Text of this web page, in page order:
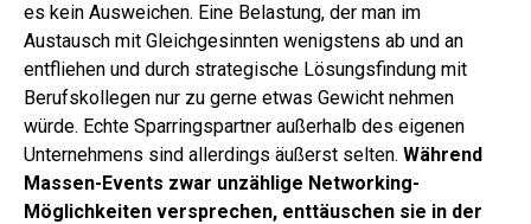
es kein Ausweichen. Eine Belastung, der man im
Austausch mit Gleichgesinnten wenigstens ab und an
entfliehen und durch strategische Lösungsfindung mit
Berufskollegen nur zu gerne etwas Gewicht nehmen
würde. Echte Sparringspartner außerhalb des eigenen
Unternehmens sind allerdings äußerst selten. Während
Massen-Events zwar unzählige Networking-
Möglichkeiten versprechen, enttäuschen sie in der